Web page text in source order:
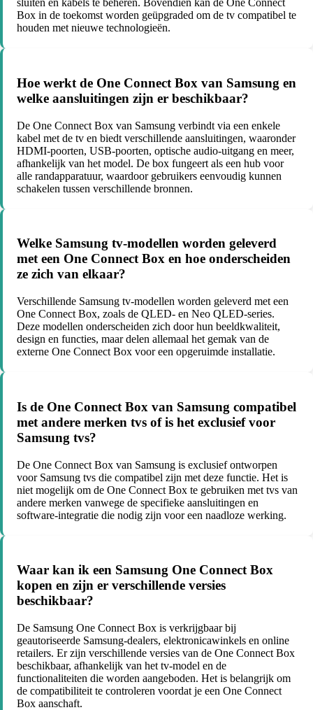
sluiten en kabels te beheren. Bovendien kan de One Connect
Box in de toekomst worden geüpgraded om de tv compatibel te
houden met nieuwe technologieën.
Hoe werkt de One Connect Box van Samsung en
welke aansluitingen zijn er beschikbaar?
De One Connect Box van Samsung verbindt via een enkele
kabel met de tv en biedt verschillende aansluitingen, waaronder
HDMI-poorten, USB-poorten, optische audio-uitgang en meer,
afhankelijk van het model. De box fungeert als een hub voor
alle randapparatuur, waardoor gebruikers eenvoudig kunnen
schakelen tussen verschillende bronnen.
Welke Samsung tv-modellen worden geleverd
met een One Connect Box en hoe onderscheiden
ze zich van elkaar?
Verschillende Samsung tv-modellen worden geleverd met een
One Connect Box, zoals de QLED- en Neo QLED-series.
Deze modellen onderscheiden zich door hun beeldkwaliteit,
design en functies, maar delen allemaal het gemak van de
externe One Connect Box voor een opgeruimde installatie.
Is de One Connect Box van Samsung compatibel
met andere merken tvs of is het exclusief voor
Samsung tvs?
De One Connect Box van Samsung is exclusief ontworpen
voor Samsung tvs die compatibel zijn met deze functie. Het is
niet mogelijk om de One Connect Box te gebruiken met tvs van
andere merken vanwege de specifieke aansluitingen en
software-integratie die nodig zijn voor een naadloze werking.
Waar kan ik een Samsung One Connect Box
kopen en zijn er verschillende versies
beschikbaar?
De Samsung One Connect Box is verkrijgbaar bij
geautoriseerde Samsung-dealers, elektronicawinkels en online
retailers. Er zijn verschillende versies van de One Connect Box
beschikbaar, afhankelijk van het tv-model en de
functionaliteiten die worden aangeboden. Het is belangrijk om
de compatibiliteit te controleren voordat je een One Connect
Box aanschaft.